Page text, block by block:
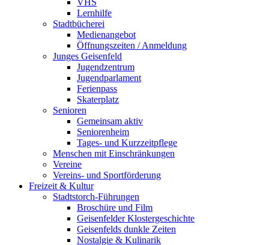
VHS
Lernhilfe
Stadtbücherei
Medienangebot
Öffnungszeiten / Anmeldung
Junges Geisenfeld
Jugendzentrum
Jugendparlament
Ferienpass
Skaterplatz
Senioren
Gemeinsam aktiv
Seniorenheim
Tages- und Kurzzeitpflege
Menschen mit Einschränkungen
Vereine
Vereins- und Sportförderung
Freizeit & Kultur
Stadtstorch-Führungen
Broschüre und Film
Geisenfelder Klostergeschichte
Geisenfelds dunkle Zeiten
Nostalgie & Kulinarik